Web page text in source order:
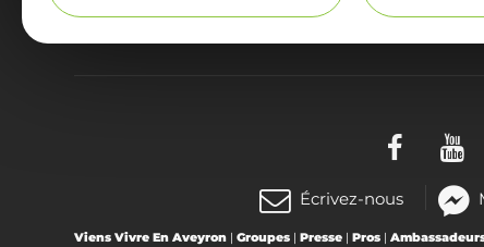
Voir la Carte
Écrivez-nous
Viens Vivre En Aveyron | Groupes | Presse | Pros |